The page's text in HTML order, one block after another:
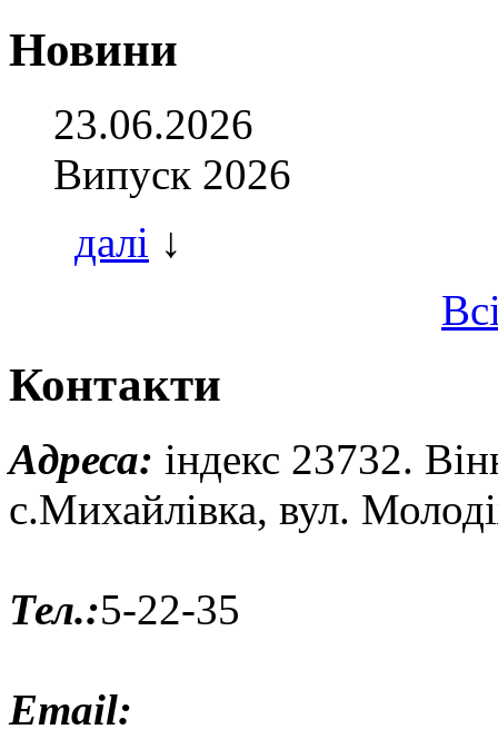
Новини
23.06.2026
Випуск 2026
далі ↓
Контакти
Адреса: індекс 23732.
с.Михайлівка, вул.
Тел.:5-22-35
Email: